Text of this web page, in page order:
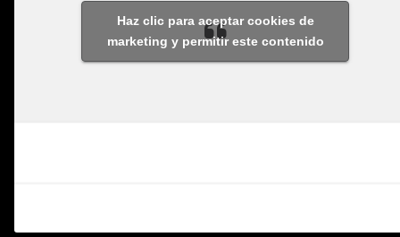
Haz clic para aceptar cookies de
marketing y permitir este contenido